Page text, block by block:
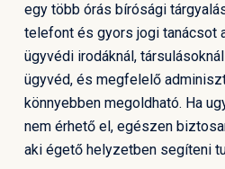
egy több órás bírósági
telefont és gyors jogi tanácsot
ügyvédi irodáknál,
ügyvéd, és megfelelő
könnyebben megoldható. Ha
nem érhető el, egészen
aki égető helyzetben segíteni